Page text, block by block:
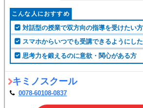
こんな人におすすめ
対話型の授業で双方向の指導を受けたい方
スマホからいつでも受講できるようにし
思考力を鍛えるのに意欲・関心がある方
キミノスクール
0078-60108-0837